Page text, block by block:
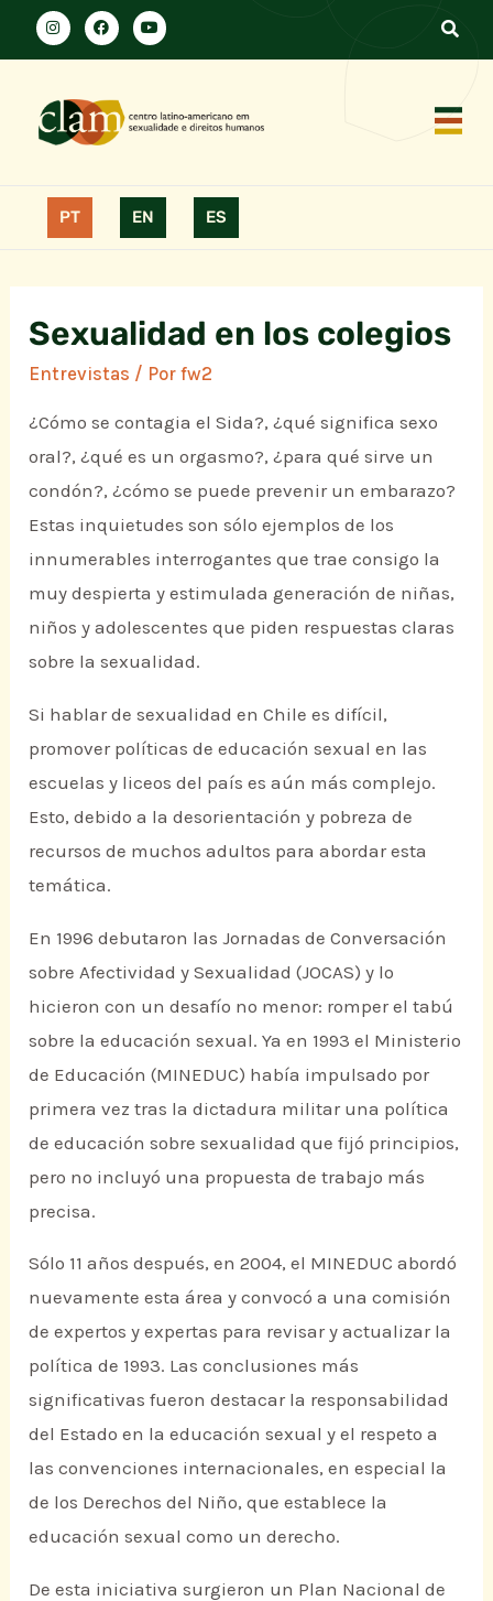
PT EN ES
Sexualidad en los colegios
Entrevistas / Porfw2
¿Cómo se contagia el Sida?, ¿qué significa sexo
oral?, ¿qué es un orgasmo?, ¿para qué sirve un
condón?, ¿cómo se puede prevenir un embarazo?
Estas inquietudes son sólo ejemplos de los
innumerables interrogantes que trae consigo la
muy despierta y estimulada generación de niñas,
niños y adolescentes que piden respuestas claras
sobre la sexualidad.
Si hablar de sexualidad en Chile es difícil,
promover políticas de educación sexual en las
escuelas y liceos del país es aún más complejo.
Esto, debido a la desorientación y pobreza de
recursos de muchos adultos para abordar esta
temática.
En 1996 debutaron las Jornadas de Conversación
sobre Afectividad y Sexualidad (JOCAS) y lo
hicieron con un desafío no menor: romper el tabú
sobre la educación sexual. Ya en 1993 el Ministerio
de Educación (MINEDUC) había impulsado por
primera vez tras la dictadura militar una política
de educación sobre sexualidad que fijó principios,
pero no incluyó una propuesta de trabajo más
precisa.
Sólo 11 años después, en 2004, el MINEDUC abordó
nuevamente esta área y convocó a una comisión
de expertos y expertas para revisar y actualizar la
política de 1993. Las conclusiones más
significativas fueron destacar la responsabilidad
del Estado en la educación sexual y el respeto a
las convenciones internacionales, en especial la
de los Derechos del Niño, que establece la
educación sexual como un derecho.
De esta iniciativa surgieron un Plan Nacional de